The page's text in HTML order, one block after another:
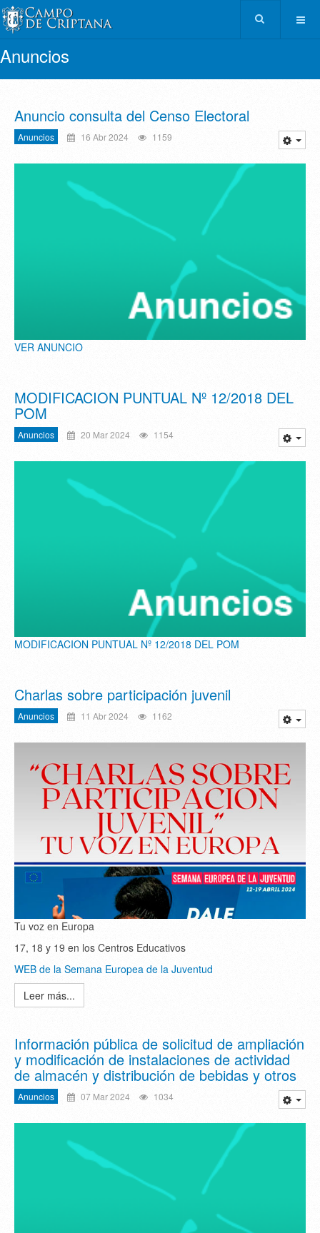
Anuncios
Anuncio consulta del Censo Electoral
Anuncios 16 Abr 2024 1159
VER ANUNCIO
MODIFICACION PUNTUAL Nº 12/2018 DEL
POM
Anuncios 20 Mar 2024 1154
MODIFICACION PUNTUAL Nº 12/2018 DEL POM
Charlas sobre participación juvenil
Anuncios 11 Abr 2024 1162
Tu voz en Europa
17, 18 y 19 en los Centros Educativos
WEB de la Semana Europea de la Juventud
Leer más...
Información pública de solicitud de ampliación
y modificación de instalaciones de actividad
de almacén y distribución de bebidas y otros
Anuncios 07 Mar 2024 1034